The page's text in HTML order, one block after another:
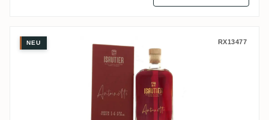
Isautier Antoinette - Rhum Vieux 14 Ans
NEU RX13477